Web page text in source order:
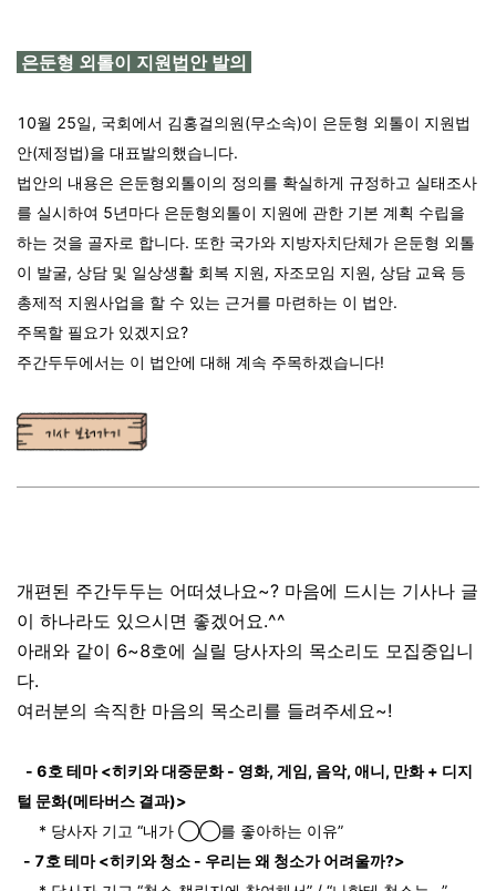
은둔형 외톨이 지원법안 발의
10월 25일, 국회에서 김홍걸의원(무소속)이 은둔형 외톨이 지원법
안(제정법)을 대표발의했습니다.
법안의 내용은 은둔형외톨이의 정의를 확실하게 규정하고 실태조사
를 실시하여 5년마다 은둔형외톨이 지원에 관한 기본 계획 수립을
하는 것을 골자로 합니다. 또한 국가와 지방자치단체가 은둔형 외톨
이 발굴, 상담 및 일상생활 회복 지원, 자조모임 지원, 상담 교육 등
총제적 지원사업을 할 수 있는 근거를 마련하는 이 법안.
주목할 필요가 있겠지요?
주간두두에서는 이 법안에 대해 계속 주목하겠습니다!
개편된 주간두두는 어떠셨나요~? 마음에 드시는 기사나 글
이 하나라도 있으시면 좋겠어요.^^
아래와 같이 6~8호에 실릴 당사자의 목소리도 모집중입니
다.
여러분의 속직한 마음의 목소리를 들려주세요~!
- 6호 테마 <히키와 대중문화 - 영화, 게임, 음악, 애니, 만화 + 디지
털 문화(메타버스 결과)>
* 당사자 기고 “내가 ◯◯를 좋아하는 이유”
- 7호 테마 <히키와 청소 - 우리는 왜 청소가 어려울까?>